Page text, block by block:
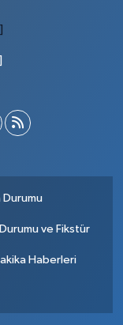
Durumu
ve Fikstür
Haberleri